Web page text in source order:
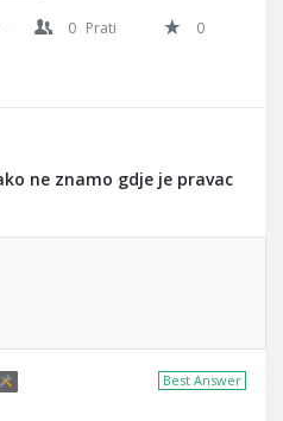
0 Prati
0
ne znamo gdje je pravac
Best Answer